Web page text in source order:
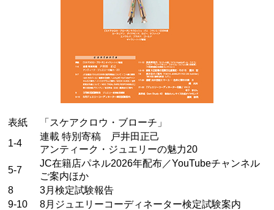
表紙
「スケアクロウ・ブローチ」
1-4
連載 特別寄稿 戸井田正己
アンティーク・ジュエリーの魅力20
5-7
JC在籍店パネル2026年配布／YouTubeチャンネル
ご案内ほか
8
3月検定試験報告
9-10
8月ジュエリーコーディネーター検定試験案内